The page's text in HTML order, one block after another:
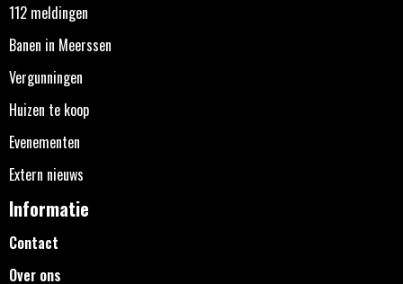
112 meldingen
Banen in Meerssen
Vergunningen
Huizen te koop
Evenementen
Extern nieuws
Informatie
Contact
Over ons